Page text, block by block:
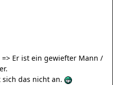
Er ist ein gewiefter Mann /
das nicht an.